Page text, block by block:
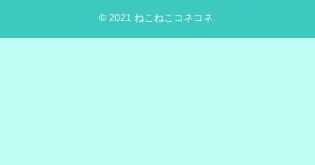
© 2021 ねこねこコネコネ.